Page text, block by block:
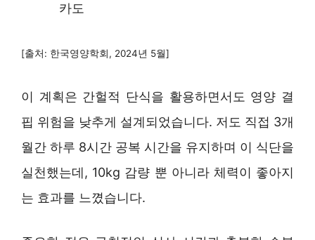
카도
[출처: 한국영양학회, 2024년 5월]
이 계획은 간헐적 단식을 활용하면서도 영양 결
핍 위험을 낮추게 설계되었습니다. 저도 직접 3개
월간 하루 8시간 공복 시간을 유지하며 이 식단을
실천했는데, 10kg 감량 뿐 아니라 체력이 좋아지
는 효과를 느꼈습니다.